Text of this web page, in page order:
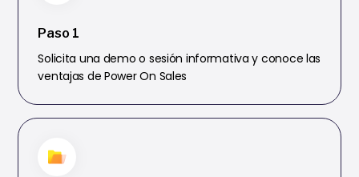
Paso 1
Solicita una demo o sesión informativa y conoce las
ventajas de Power On Sales